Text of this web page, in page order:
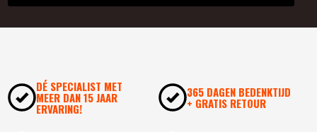
DÉ SPECIALIST MET
MEER DAN 15 JAAR
ERVARING!
365 DAGEN BEDENKTIJD
+ GRATIS RETOUR